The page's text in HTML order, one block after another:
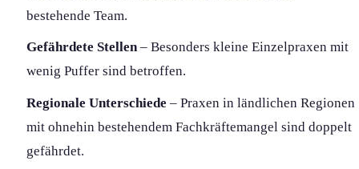
bestehende Team.
Gefährdete Stellen– Besonders kleine Einzelpraxen mit
wenig Puffer sind betroffen.
Regionale Unterschiede – Praxen in ländlichen Regionen
mit ohnehin bestehendem Fachkräftemangel sind doppelt
gefährdet.